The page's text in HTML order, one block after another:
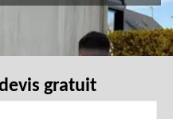
gratuit